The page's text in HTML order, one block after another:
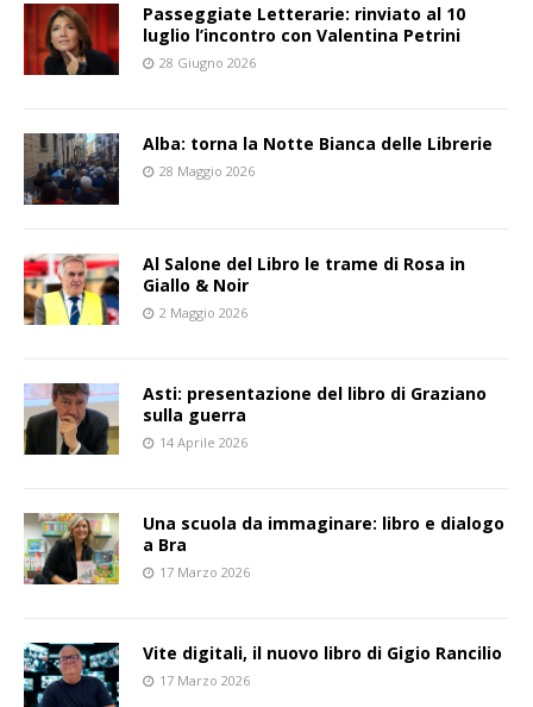
Passeggiate Letterarie: rinviato al 10
luglio l’incontro con Valentina Petrini
28 Giugno 2026
Alba: torna la Notte Bianca delle Librerie
28 Maggio 2026
Al Salone del Libro le trame di Rosa in
Giallo & Noir
2 Maggio 2026
Asti: presentazione del libro di Graziano
sulla guerra
14 Aprile 2026
Una scuola da immaginare: libro e dialogo
a Bra
17 Marzo 2026
Vite digitali, il nuovo libro di Gigio Rancilio
17 Marzo 2026